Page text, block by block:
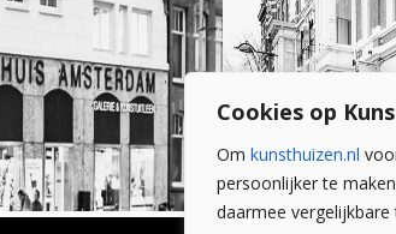
Cookies op
Om kunsthuizen.nl
persoonlijker te
daarmee vergelijkbare